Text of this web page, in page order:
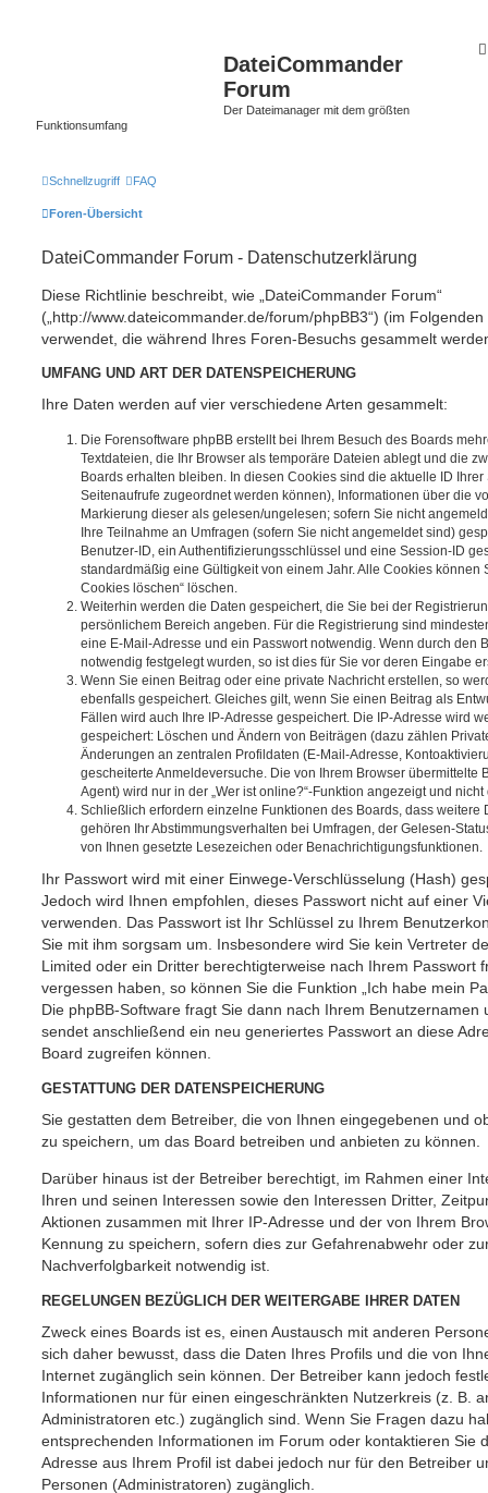
DateiCommander
Forum
Der Dateimanager mit dem größten
Funktionsumfang
Schnellzugriff FAQ
Foren-Übersicht
DateiCommander Forum - Datenschutzerklärung
Diese Richtlinie beschreibt, wie „DateiCommander Forum“
(„http://www.dateicommander.de/forum/phpBB3“) (im
verwendet, die während Ihres Foren-Besuchs gesammelt
UMFANG UND ART DER DATENSPEICHERUNG
Ihre Daten werden auf vier verschiedene Arten gesammelt:
Die Forensoftware phpBB erstellt bei Ihrem Besuch des Boards
Textdateien, die Ihr Browser als temporäre Dateien ablegt und die
Boards erhalten bleiben. In diesen Cookies sind die aktuelle ID
Seitenaufrufe zugeordnet werden können), Informationen über die
Markierung dieser als gelesen/ungelesen; sofern Sie nicht
Ihre Teilnahme an Umfragen (sofern Sie nicht angemeldet sind)
Benutzer-ID, ein Authentifizierungsschlüssel und eine Session-ID
standardmäßig eine Gültigkeit von einem Jahr. Alle Cookies können
Cookies löschen“ löschen.
Weiterhin werden die Daten gespeichert, die Sie bei der
persönlichem Bereich angeben. Für die Registrierung sind
eine E-Mail-Adresse und ein Passwort notwendig. Wenn durch den
notwendig festgelegt wurden, so ist dies für Sie vor deren Eingabe
Wenn Sie einen Beitrag oder eine private Nachricht erstellen, so
ebenfalls gespeichert. Gleiches gilt, wenn Sie einen Beitrag als
Fällen wird auch Ihre IP-Adresse gespeichert. Die IP-Adresse wird
gespeichert: Löschen und Ändern von Beiträgen (dazu zählen
Änderungen an zentralen Profildaten (E-Mail-Adresse,
gescheiterte Anmeldeversuche. Die von Ihrem Browser übermittelte
Agent) wird nur in der „Wer ist online?“-Funktion angezeigt und
Schließlich erfordern einzelne Funktionen des Boards, dass weitere
gehören Ihr Abstimmungsverhalten bei Umfragen, der Gelesen-
von Ihnen gesetzte Lesezeichen oder Benachrichtigungsfunktionen.
Ihr Passwort wird mit einer Einwege-Verschlüsselung (Hash)
Jedoch wird Ihnen empfohlen, dieses Passwort nicht auf einer
verwenden. Das Passwort ist Ihr Schlüssel zu Ihrem
Sie mit ihm sorgsam um. Insbesondere wird Sie kein Vertreter
Limited oder ein Dritter berechtigterweise nach Ihrem Passwort
vergessen haben, so können Sie die Funktion „Ich habe mein
Die phpBB-Software fragt Sie dann nach Ihrem Benutzernamen
sendet anschließend ein neu generiertes Passwort an diese
Board zugreifen können.
GESTATTUNG DER DATENSPEICHERUNG
Sie gestatten dem Betreiber, die von Ihnen eingegebenen und
zu speichern, um das Board betreiben und anbieten zu können.
Darüber hinaus ist der Betreiber berechtigt, im Rahmen einer
Ihren und seinen Interessen sowie den Interessen Dritter,
Aktionen zusammen mit Ihrer IP-Adresse und der von Ihrem
Kennung zu speichern, sofern dies zur Gefahrenabwehr oder
Nachverfolgbarkeit notwendig ist.
REGELUNGEN BEZÜGLICH DER WEITERGABE IHRER DATEN
Zweck eines Boards ist es, einen Austausch mit anderen
sich daher bewusst, dass die Daten Ihres Profils und die von
Internet zugänglich sein können. Der Betreiber kann jedoch
Informationen nur für einen eingeschränkten Nutzerkreis (z. B.
Administratoren etc.) zugänglich sind. Wenn Sie Fragen dazu
entsprechenden Informationen im Forum oder kontaktieren Sie
Adresse aus Ihrem Profil ist dabei jedoch nur für den Betreiber
Personen (Administratoren) zugänglich.